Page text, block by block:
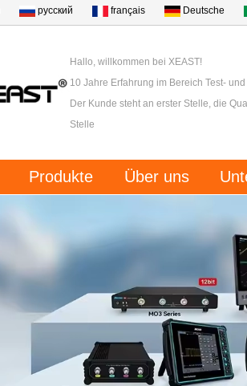
русский français Deutsche
Hallo, willkommen bei XEAST!
10 Jahre Erfahrung im Bereich Test-
Der Kunde steht an erster Stelle, die
Stelle
Produkte Über uns